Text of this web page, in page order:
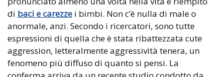
di baci e carezze i bimbi. Non c’è nulla di male o
anormale, anzi. Secondo i ricercatori, sono tutte
espressioni di quella che è stata ribattezzata cute
aggression, letteralmente aggressività tenera, un
fenomeno più diffuso di quanto si pensi. La